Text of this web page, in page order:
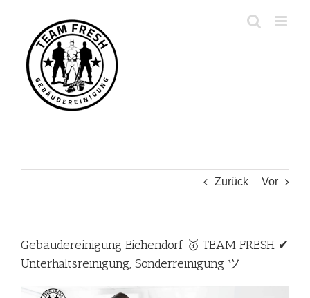
springen
Zurück Vor
Gebäudereinigung Eichendorf 🥇 TEAM FRESH ✔
Unterhaltsreinigung, Sonderreinigung ツ